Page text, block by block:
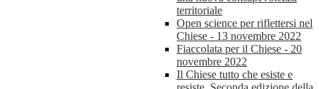
territoriale
Open science per riflettersi nel
Chiese - 13 novembre 2022
Fiaccolata per il Chiese - 20
novembre 2022
Il Chiese tutto che esiste e